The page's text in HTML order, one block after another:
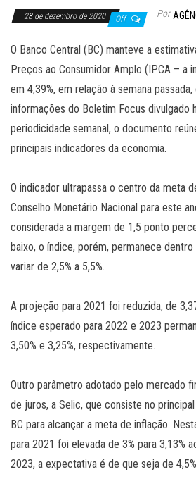
28 de dezembro de 2020 Off Por
O Banco Central (BC) manteve a
Preços ao Consumidor Amplo (IPCA – a
em 4,39%, em relação à semana
informações do Boletim Focus divulgado
periodicidade semanal, o documento
principais indicadores da economia.
O indicador ultrapassa o centro da meta
Conselho Monetário Nacional para este
considerada a margem de 1,5 ponto
baixo, o índice, porém, permanece
variar de 2,5% a 5,5%.
A projeção para 2021 foi reduzida, de
índice esperado para 2022 e 2023
3,50% e 3,25%, respectivamente.
Outro parâmetro adotado pelo mercado
de juros, a Selic, que consiste no
BC para alcançar a meta de inflação.
para 2021 foi elevada de 3% para 3,13%
2023, a expectativa é de que seja de